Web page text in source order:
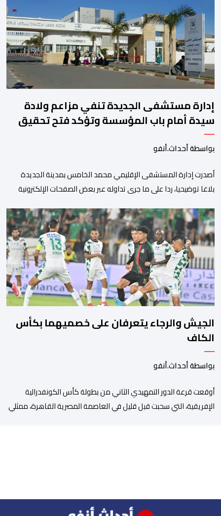
مسجلا أعلى مستوى له منذ 18 يونيو الماضي، فيما ارتفعت العقود
الأمريكية الآجلة […]
إدارة مستشفى الجديدة تنفي مزاعم ولادة
سيدة أمام باب المؤسسة وتؤكد فتح تحقيق
بواسطة أحداث.أنفو
أصدرت إدارة المستشفى الإقليمي محمد الخامس بمدينة الجديدة
بلاغا توضيحيا، ردا على ما جرى تداوله عبر بعض الصفحات الإلكترونية
مولودها أمام الباب الرئيسي للمستشفى بسبب رفض استقبالها أو
التكفل بها. وأكدت إدارة المستشفى أن السيدة المعنية حضرت إلى
مصلحة الولادة، حيث تم استقبالها وتسجيلها وإخضاعها […]
الجيش والرجاء يتعرفان على خصميهما بكأس
الكاف
بواسطة أحداث.أنفو
أوقعت قرعة الدور التمهيدي الثاني من بطولة كأس الكونفدرالية
الإفريقية، التي سحبت قبل قليل في العاصمة المصرية القاهرة، ممثلي